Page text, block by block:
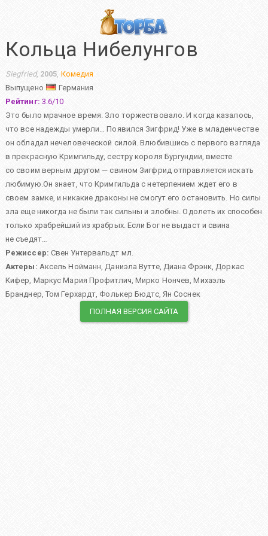
Кольца Нибелунгов
Siegfried, 2005, Комедия
Выпущено
Германия
Рейтинг: 3.6/10
Это было мрачное время. Зло торжествовало. И когда казалось,
что все надежды умерли… Появился Зигфрид! Уже в младенчестве
он обладал нечеловеческой силой. Влюбившись с первого взгляда
в прекрасную Кримгильду, сестру короля Бургундии, вместе
со своим верным другом — свином Зигфрид отправляется искать
любимую.Он знает, что Кримгильда с нетерпением ждет его в
своем замке, и никакие драконы не смогут его остановить. Но силы
зла еще никогда не были так сильны и злобны. Одолеть их способен
только храбрейший из храбрых. Если Бог не выдаст и свина
не съедят…
Режиссер: Свен Унтервальдт мл.
Актеры: Аксель Нойманн,Даниэла Вутте, Диана Фрэнк,Доркас
Кифер, Маркус Мария Профитлич,Мирко Нончев,Михаэль
Бранднер,Том Герхардт,Фолькер Бюдтс, Ян Соснек
ПОЛНАЯ ВЕРСИЯ САЙТА